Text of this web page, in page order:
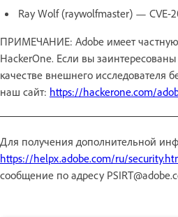
Ray Wolf (raywolfmaster) — CVE-
ПРИМЕЧАНИЕ: Adobe имеет
HackerOne. Если вы
качестве внешнего исследователя
наш сайт: https://hackerone.com/
Для получения дополнительной
https://helpx.adobe.com/ru/
сообщение по адресу